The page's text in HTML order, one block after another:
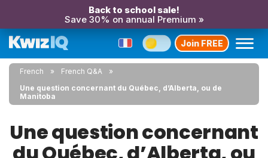
Back to school sale!
Save 30% on annual Premium »
Join FREE
French
French Q&A
Une question concernant du Québec, d’Alberta, ou de
Manitoba
Une question concernant